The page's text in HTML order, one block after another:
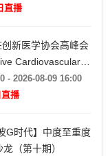
直播
Cardiovascular
2026）
- 2026-08-09 16:00
播
G时代】中度至重度
（第十期）